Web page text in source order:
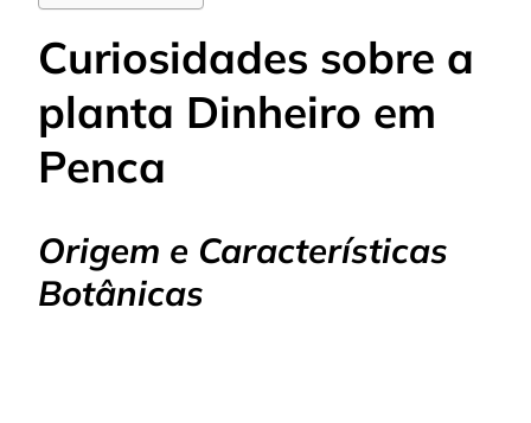
Curiosidades sobre a
planta Dinheiro em
Penca
Origem e Características
Botânicas